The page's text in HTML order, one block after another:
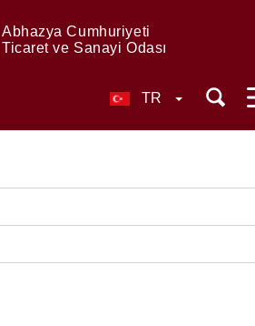
Abhazya Cumhuriyeti
Ticaret ve Sanayi Odası
TR